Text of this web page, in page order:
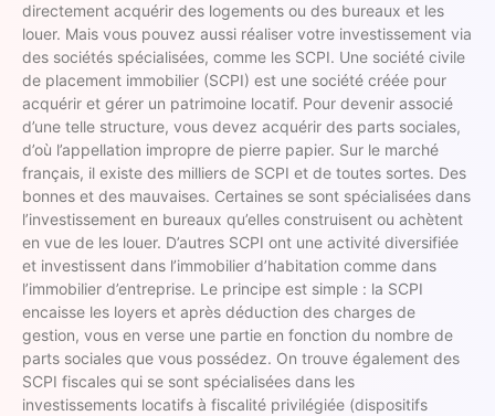
directement acquérir des logements ou des bureaux et les
louer. Mais vous pouvez aussi réaliser votre investissement via
des sociétés spécialisées, comme les SCPI. Une société civile
de placement immobilier (SCPI) est une société créée pour
acquérir et gérer un patrimoine locatif. Pour devenir associé
d’une telle structure, vous devez acquérir des parts sociales,
d’où l’appellation impropre de pierre papier. Sur le marché
français, il existe des milliers de SCPI et de toutes sortes. Des
bonnes et des mauvaises. Certaines se sont spécialisées dans
l’investissement en bureaux qu’elles construisent ou achètent
en vue de les louer. D’autres SCPI ont une activité diversifiée
et investissent dans l’immobilier d’habitation comme dans
l’immobilier d’entreprise. Le principe est simple : la SCPI
encaisse les loyers et après déduction des charges de
gestion, vous en verse une partie en fonction du nombre de
parts sociales que vous possédez. On trouve également des
SCPI fiscales qui se sont spécialisées dans les
investissements locatifs à fiscalité privilégiée (dispositifs